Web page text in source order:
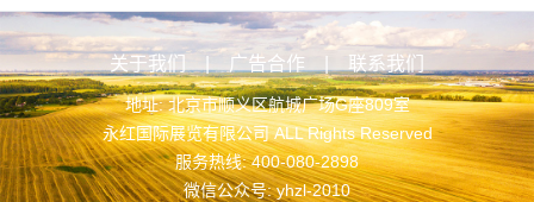
关于我们 广告合作 联系我们
地址: 北京市顺义区航城广场G座809室
永红国际展览有限公司 ALL Rights Reserved
服务热线: 400-080-2898
微信公众号: yhzl-2010